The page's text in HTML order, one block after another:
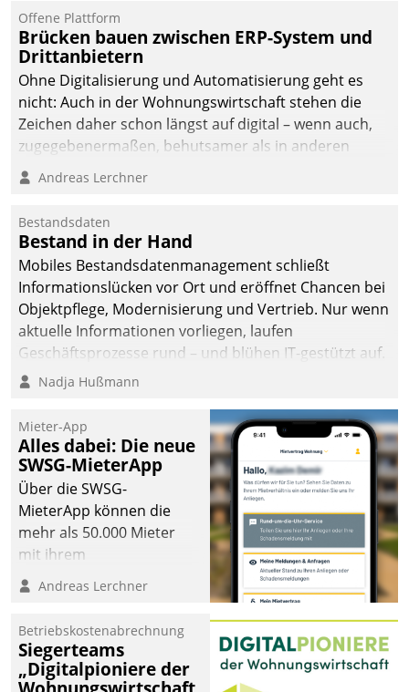
Offene Plattform
Brücken bauen zwischen ERP-System und
Drittanbietern
Ohne Digitalisierung und Automatisierung geht es
nicht: Auch in der Wohnungswirtschaft stehen die
Zeichen daher schon längst auf digital – wenn auch,
zugegebenermaßen, behutsamer als in anderen
Branchen.
Andreas Lerchner
Bestandsdaten
Bestand in der Hand
Mobiles Bestandsdatenmanagement schließt
Informationslücken vor Ort und eröffnet Chancen bei
Objektpflege, Modernisierung und Vertrieb. Nur wenn
aktuelle Informationen vorliegen, laufen
Geschäftsprozesse rund – und blühen IT-gestützt auf.
Nadja Hußmann
Mieter-App
Alles dabei: Die neue
SWSG-MieterApp
Über die SWSG-
MieterApp können die
mehr als 50.000 Mieter
mit ihrem
Wohnungsunternehmen
kommunizieren, auf dem
einsehen und ändern
oder
Schadensmeldungen
Andreas Lerchner
Betriebskostenabrechnung
Siegerteams
„Digitalpioniere der